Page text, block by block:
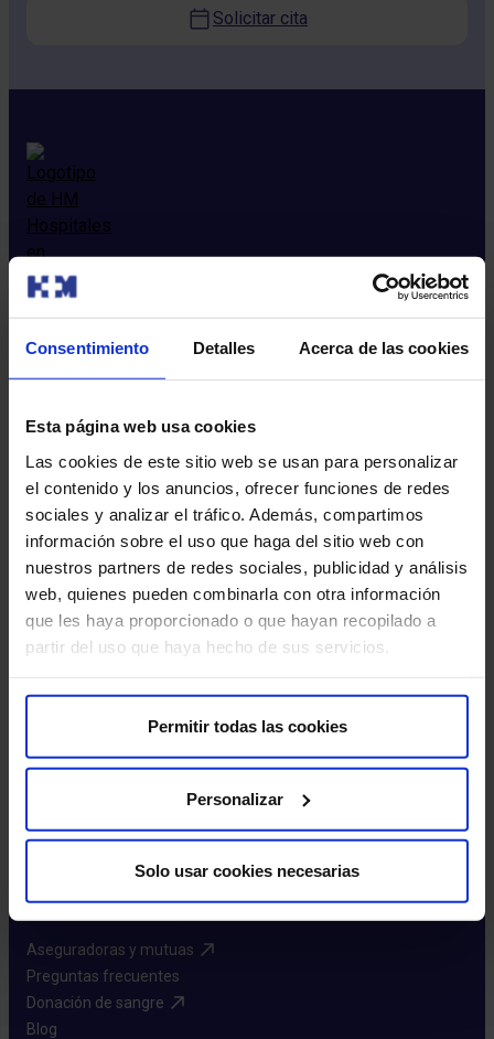
Consentimiento Detalles Acerca de las cookies
Esta página web usa cookies
Las cookies de este sitio web se usan para personalizar
el contenido y los anuncios, ofrecer funciones de redes
sociales y analizar el tráfico. Además, compartimos
información sobre el uso que haga del sitio web con
nuestros partners de redes sociales, publicidad y análisis
web, quienes pueden combinarla con otra información
que les haya proporcionado o que hayan recopilado a
partir del uso que haya hecho de sus servicios.
Permitir todas las cookies
Personalizar
Solo usar cookies necesarias
Solicitar cita
Quiénes somos
Quienes somos​
Excelencia en calidad​
Trabaja con nosotros​
Rincón del accionista​
Sostenibilidad​
Canal interno de información​
Más HM Hospitales
Facultad HM Hospitales​
Instituto HM Hospitales​
Intranet HM Hospitales​
HM CINAC​
Enlaces de interés
Aseguradoras y mutuas​
Preguntas frecuentes​
Donación de sangre​
Blog​